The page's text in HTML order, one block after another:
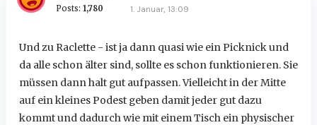
Posts: 1,780 1. Januar, 13:09
Und zu Raclette - ist ja dann quasi wie ein Picknick und
da alle schon älter sind, sollte es schon funktionieren. Sie
müssen dann halt gut aufpassen. Vielleicht in der Mitte
auf ein kleines Podest geben damit jeder gut dazu
kommt und dadurch wie mit einem Tisch ein physischer